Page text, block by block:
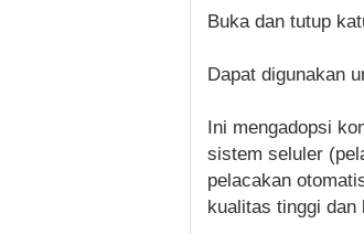
Buka dan tutup
Dapat digunakan
Ini mengadopsi
sistem seluler
pelacakan
kualitas tinggi dan